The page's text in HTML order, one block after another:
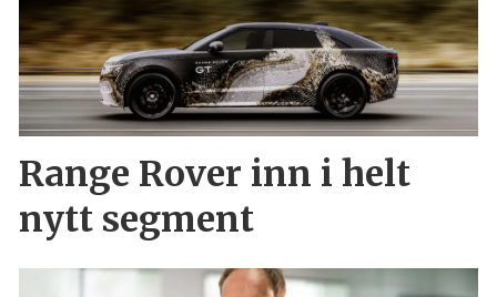
Range Rover inn i helt
nytt segment